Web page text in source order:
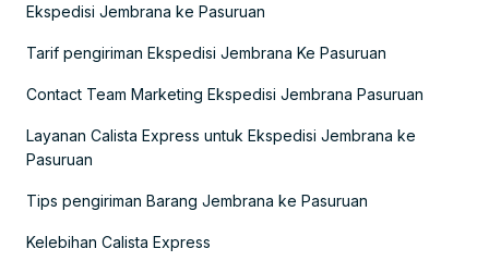
Ekspedisi Jembrana ke Pasuruan
Tarif pengiriman Ekspedisi Jembrana Ke Pasuruan
Contact Team Marketing Ekspedisi Jembrana Pasuruan
Layanan Calista Express untuk Ekspedisi Jembrana ke
Pasuruan
Tips pengiriman Barang Jembrana ke Pasuruan
Kelebihan Calista Express